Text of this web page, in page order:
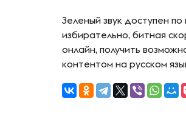
Зеленый звук доступен
избирательно, битная
онлайн, получить
контентом на русском